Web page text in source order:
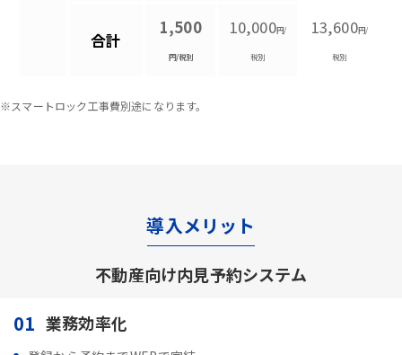
合計
1,500
円/税別
10,000円/
税別
13,600円/
税別
※スマートロック工事費別途になります。
導入メリット
不動産向け内見予約システム
01 業務効率化